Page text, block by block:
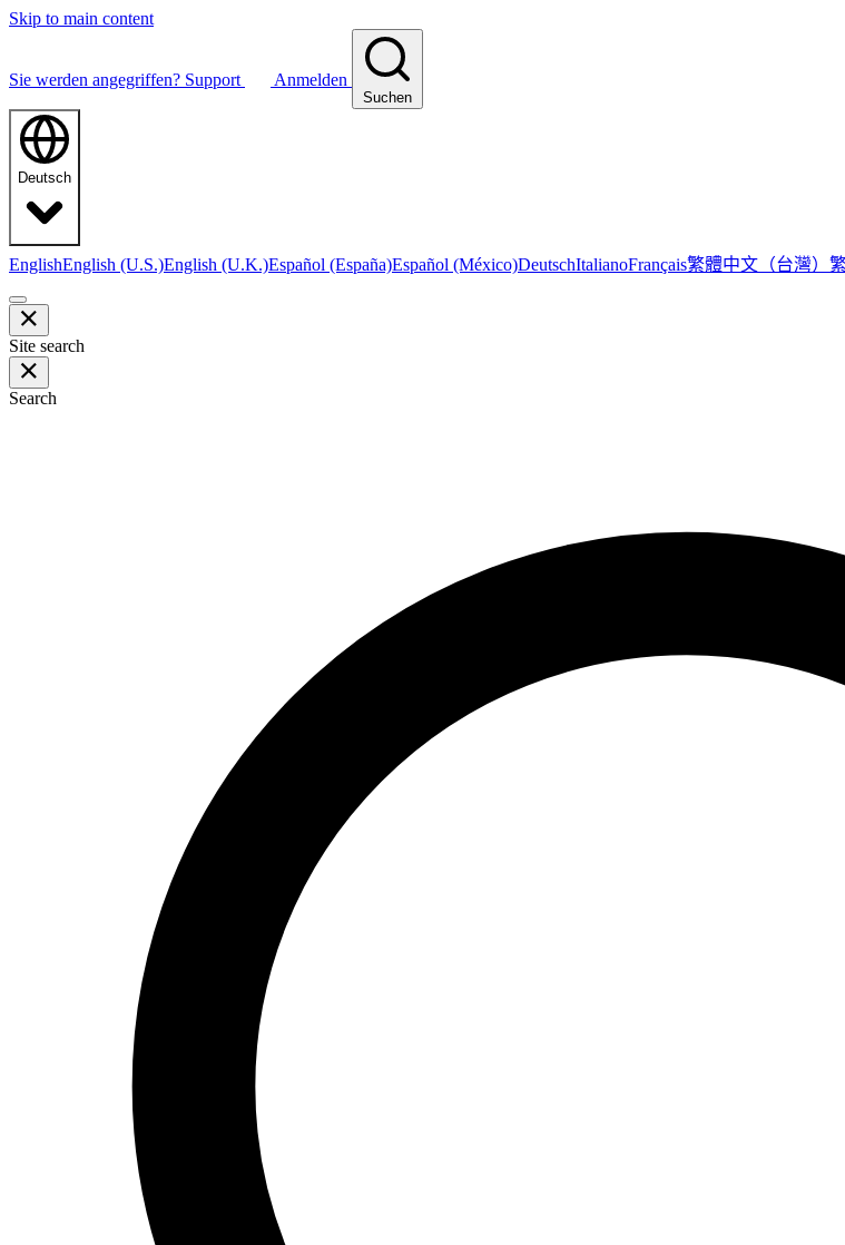
Skip to main content
Sie werden angegriffen? Support Anmelden
Suchen
Deutsch
EnglishEnglish (U.S.)English (U.K.)Español (España)Español (México)DeutschItalianoFrançais繁體中文（台灣）
Site search
Search